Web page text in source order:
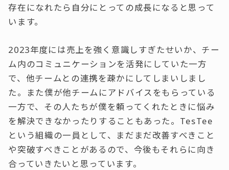
存在になれたら自分にとっての成長になると思って
います。
2023年度には売上を強く意識しすぎたせいか、チー
ム内のコミュニケーションを活発にしていた一方
で、他チームとの連携を疎かにしてしまいしまし
た。また僕が他チームにアドバイスをもらっている
一方で、その人たちが僕を頼ってくれたときに悩み
を解決できなかったりすることもあった。TesTee
という組織の一員として、まだまだ改善すべきこと
や突破すべきことがあるので、今後もそれらに向き
合っていきたいと思っています。